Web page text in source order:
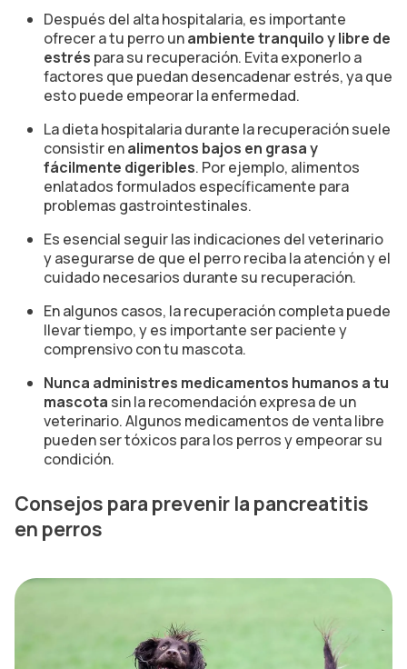
Después del alta hospitalaria, es importante
ofrecer a tu perro unambiente tranquilo y libre de
estrés para su recuperación. Evita exponerlo a
factores que puedan desencadenar estrés, ya que
esto puede empeorar la enfermedad.
La dieta hospitalaria durante la recuperación suele
consistir enalimentos bajos en grasa y
fácilmente digeribles. Por ejemplo, alimentos
enlatadosformulados específicamente para
problemas gastrointestinales.
Es esencial seguir las indicaciones del veterinario
y asegurarse de que el perro reciba la atención y el
cuidado necesarios durante su recuperación.
En algunos casos, la recuperación completa puede
llevar tiempo, y es importante ser paciente y
comprensivo con tu mascota.
Nunca administres medicamentos humanos a tu
mascota sin la recomendación expresa de un
veterinario. Algunos medicamentos de venta libre
pueden ser tóxicos para los perros y empeorar su
condición.
Consejos para prevenir la pancreatitis
en perros